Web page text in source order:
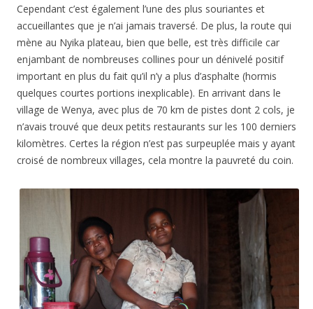
Cependant c’est également l’une des plus souriantes et
accueillantes que je n’ai jamais traversé. De plus, la route qui
mène au Nyika plateau, bien que belle, est très difficile car
enjambant de nombreuses collines pour un dénivelé positif
important en plus du fait qu’il n’y a plus d’asphalte (hormis
quelques courtes portions inexplicable). En arrivant dans le
village de Wenya, avec plus de 70 km de pistes dont 2 cols, je
n’avais trouvé que deux petits restaurants sur les 100 derniers
kilomètres. Certes la région n’est pas surpeuplée mais y ayant
croisé de nombreux villages, cela montre la pauvreté du coin.